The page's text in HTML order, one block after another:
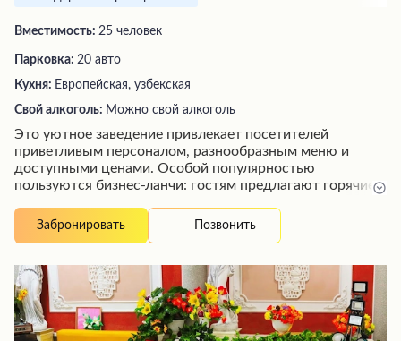
Вместимость: 25 человек
Парковка: 20 авто
Кухня: Европейская, узбекская
Свой алкоголь: Можно свой алкоголь
Это уютное заведение привлекает посетителей
приветливым персоналом, разнообразным меню и
доступными ценами. Особой популярностью
пользуются бизнес-ланчи: гостям предлагают горячие
цене, а также действует бонусная программа. В
выходные дни здесь царит веселая атмосфера,
Хотя некоторые соусы и блюда из мяса могут
показаться не идеальными, в целом кухня заслуживает
положительных отзывов.
Забронировать Позвонить